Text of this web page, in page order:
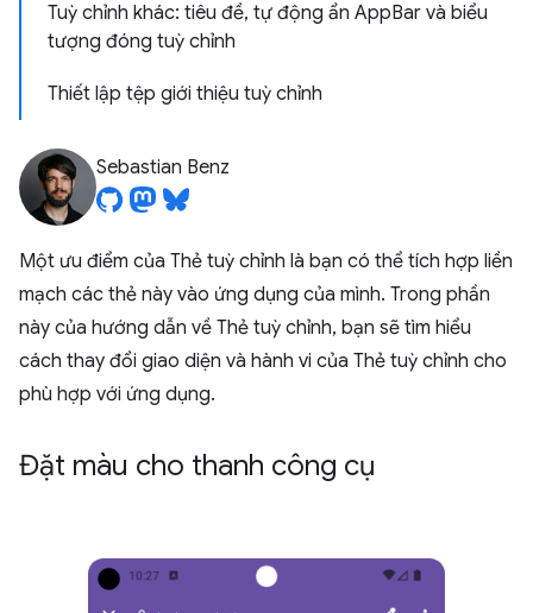
Tuỳ chỉnh khác: tiêu đề, tự động ẩn AppBar và biểu
tượng đóng tuỳ chỉnh
Thiết lập tệp giới thiệu tuỳ chỉnh
Sebastian Benz
Một ưu điểm của Thẻ tuỳ chỉnh là bạn có thể tích hợp liền
mạch các thẻ này vào ứng dụng của mình. Trong phần
này của hướng dẫn về Thẻ tuỳ chỉnh, bạn sẽ tìm hiểu
cách thay đổi giao diện và hành vi của Thẻ tuỳ chỉnh cho
phù hợp với ứng dụng.
Đặt màu cho thanh công cụ